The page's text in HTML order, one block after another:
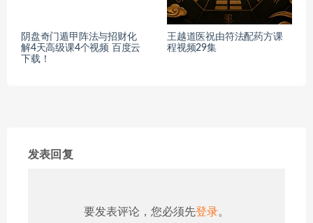
阴盘奇门遁甲阵法与招财化
解4天高级课4个视频 百度云
下载！
王越道医祝由符法配药方课
程视频29集
发表回复
要发表评论，您必须先登录。